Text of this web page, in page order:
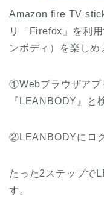
Amazon fire TV
リ「Firefox」を利
ンボディ）を楽しめ
①Webブラウザアプ
『LEANBODY』と
②LEANBODYにロ
たった2ステップで
す。